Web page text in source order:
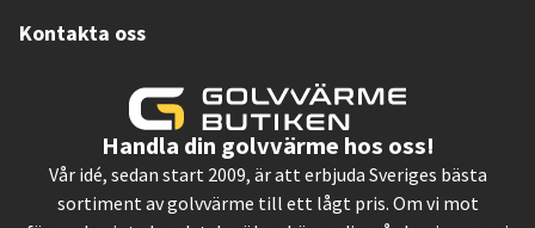
Kontakta oss
Handla din golvvärme hos oss!
Vår idé, sedan start 2009, är att erbjuda Sveriges bästa
sortiment av golvvärme till ett lågt pris. Om vi mot